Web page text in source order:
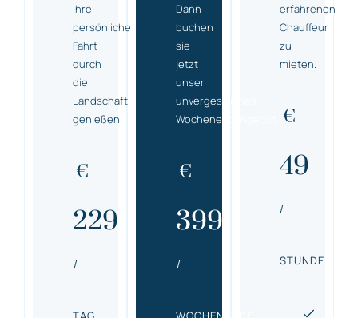
Ihre
persönliche
Fahrt
durch
die
Landschaft
genießen.
€
229
/
Dann
buchen
sie
jetzt
unser
unvergessliches
Wochenendangebot.
€
399
/
erfahrenen
Chauffeur
zu
mieten.
€
49
/
STUNDE